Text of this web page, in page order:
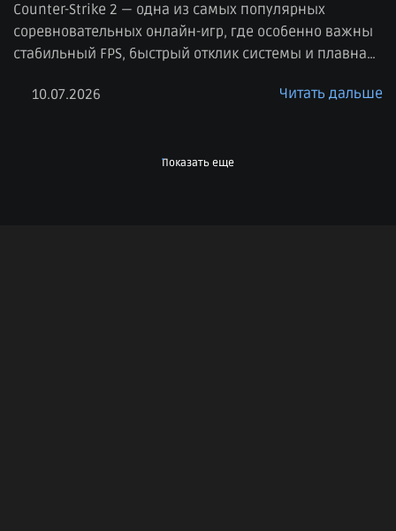
Counter-Strike 2 — одна из самых популярных
соревновательных онлайн-игр, где особенно важны
стабильный FPS, быстрый отклик системы и плавная
на первом месте не только качество графики, но и
игры, поэтому к выбору компьютера для CS2 стоит […]
10.07.2026 Читать дальше
Показать еще